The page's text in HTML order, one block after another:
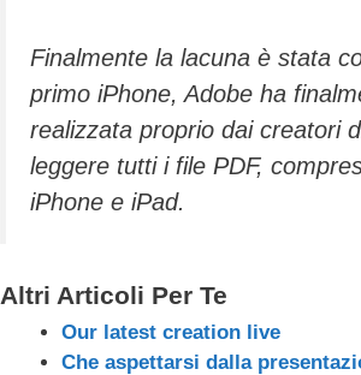
Finalmente la lacuna è stata
primo iPhone, Adobe ha
realizzata proprio dai creatori
leggere tutti i file PDF,
iPhone e iPad.
Altri Articoli Per Te
Our latest creation live
Che aspettarsi dalla